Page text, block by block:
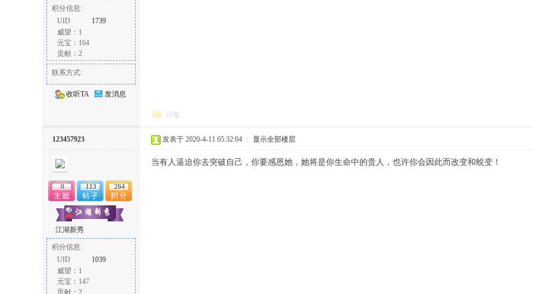
积分信息:
UID
1739
威望：1
元宝：164
贡献：2
联系方式:
收听TA 发消息
回复
123457923
0 113 264
江湖新秀
积分信息:
UID
1039
威望：1
元宝：147
贡献：2
发表于 2020-4-11 05:32:04 显示全部楼层
当有人逼迫你去突破自己，你要感恩她，她将是你生命中的贵人，也许你会因此而改变和蜕变！